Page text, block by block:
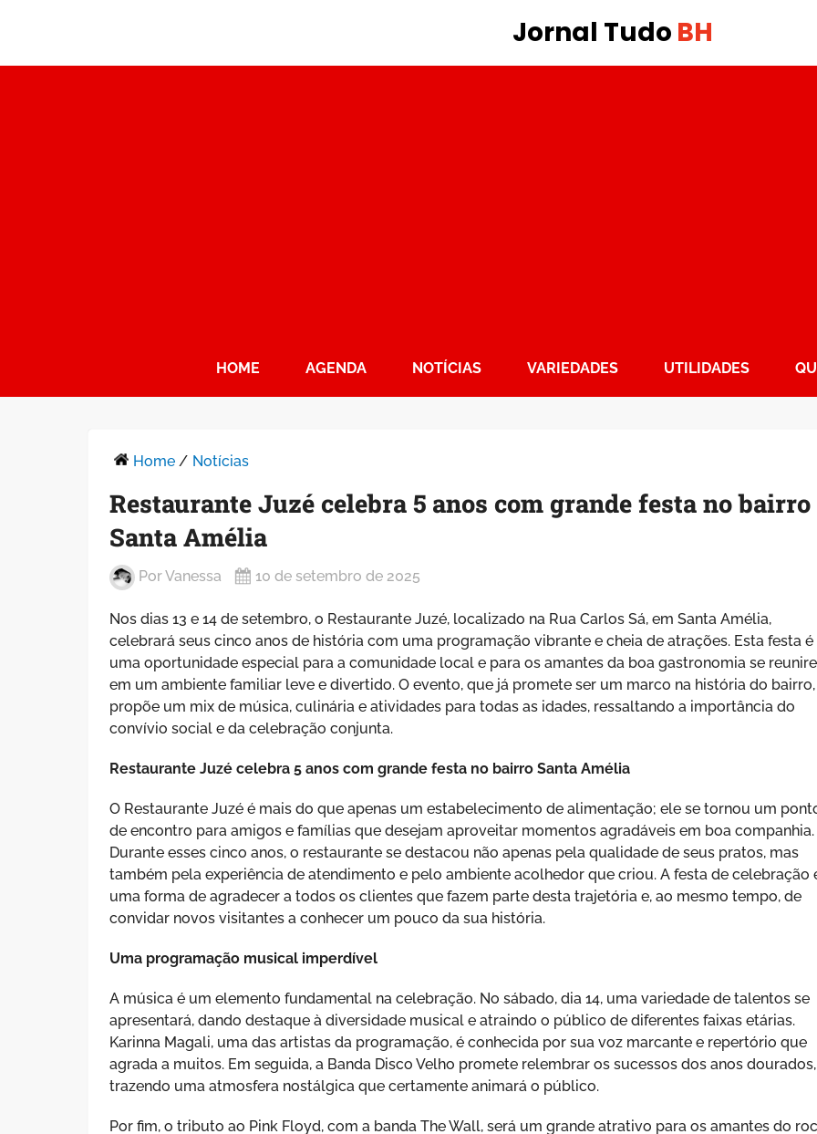
Jornal Tudo BH
HOME AGENDA NOTÍCIAS VARIEDADES UTILIDADES
Home / Notícias
Restaurante Juzé celebra 5 anos com grande festa no bairro
Santa Amélia
PorVanessa 10 de setembro de 2025
Nos dias 13 e 14 de setembro, o Restaurante Juzé, localizado na Rua Carlos Sá, em Santa Amélia,
celebrará seus cinco anos de história com uma programação vibrante e cheia de atrações. Esta festa é
uma oportunidade especial para a comunidade local e para os amantes da boa gastronomia se
em um ambiente familiar leve e divertido. O evento, que já promete ser um marco na história do bairro,
propõe um mix de música, culinária e atividades para todas as idades, ressaltando a importância do
convívio social e da celebração conjunta.
Restaurante Juzé celebra 5 anos com grande festa no bairro Santa Amélia
O Restaurante Juzé é mais do que apenas um estabelecimento de alimentação; ele se tornou um
de encontro para amigos e famílias que desejam aproveitar momentos agradáveis em boa companhia.
Durante esses cinco anos, o restaurante se destacou não apenas pela qualidade de seus pratos, mas
também pela experiência de atendimento e pelo ambiente acolhedor que criou. A festa de celebração
uma forma de agradecer a todos os clientes que fazem parte desta trajetória e, ao mesmo tempo, de
convidar novos visitantes a conhecer um pouco da sua história.
Uma programação musical imperdível
A música é um elemento fundamental na celebração. No sábado, dia 14, uma variedade de talentos se
apresentará, dando destaque à diversidade musical e atraindo o público de diferentes faixas etárias.
Karinna Magali, uma das artistas da programação, é conhecida por sua voz marcante e repertório que
agrada a muitos. Em seguida, a Banda Disco Velho promete relembrar os sucessos dos anos dourados,
trazendo uma atmosfera nostálgica que certamente animará o público.
Por fim, o tributo ao Pink Floyd, com a banda The Wall, será um grande atrativo para os amantes do